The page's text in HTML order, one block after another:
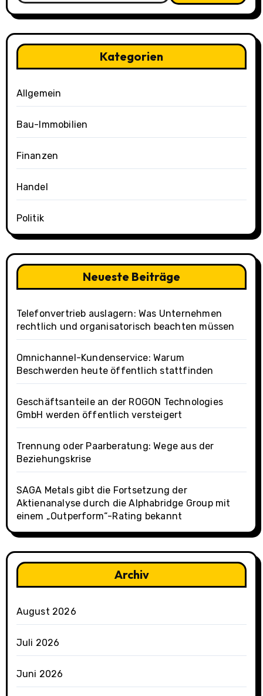
Kategorien
Allgemein
Bau-Immobilien
Finanzen
Handel
Politik
Neueste Beiträge
Telefonvertrieb auslagern: Was Unternehmen
rechtlich und organisatorisch beachten müssen
Omnichannel-Kundenservice: Warum
Beschwerden heute öffentlich stattfinden
Geschäftsanteile an der ROGON Technologies
GmbH werden öffentlich versteigert
Trennung oder Paarberatung: Wege aus der
Beziehungskrise
SAGA Metals gibt die Fortsetzung der
Aktienanalyse durch die Alphabridge Group mit
einem „Outperform“-Rating bekannt
Archiv
August 2026
Juli 2026
Juni 2026